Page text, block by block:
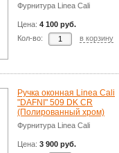
Фурнитура Linea Cali
Цена: 4 100 руб.
Кол-во:
в корзину
Ручка оконная Linea Cali
"DAFNI" 509 DK CR
(Полированный хром)
Фурнитура Linea Cali
Цена: 3 900 руб.